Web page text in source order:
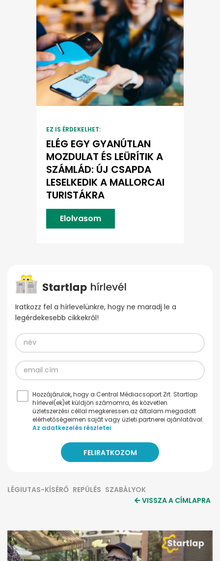
EZ IS ÉRDEKELHET:
ELÉG EGY GYANÚTLAN
MOZDULAT ÉS LEÜRÍTIK A
SZÁMLÁD: ÚJ CSAPDA
LESELKEDIK A MALLORCAI
TURISTÁKRA
Elolvasom
Iratkozz fel a hírlevelünkre, hogy ne maradj le a
legérdekesebb cikkekről!
Hozzájárulok, hogy a Central Médiacsoport Zrt. Startlap
hírlevel(ek)et küldjön számomra, és közvetlen
üzletszerzési céllal megkeressen az általam megadott
elérhetőségeimen saját vagy üzleti partnerei ajánlatával.
Az adatkezelés részletei
LÉGIUTAS-KÍSÉRŐ REPÜLÉS SZABÁLYOK
VISSZA A CÍMLAPRA